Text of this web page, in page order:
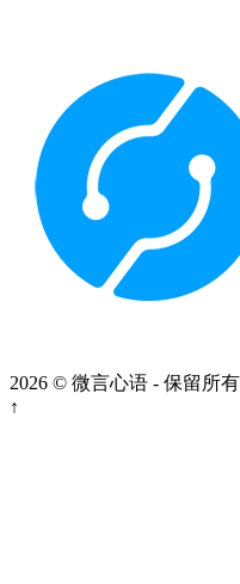
2026 © 微言心语 - 保留所
↑